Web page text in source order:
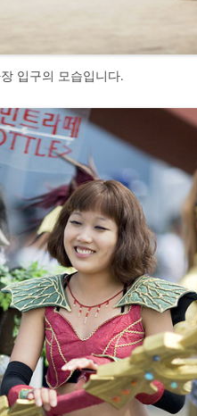
입구의 모습입니다.